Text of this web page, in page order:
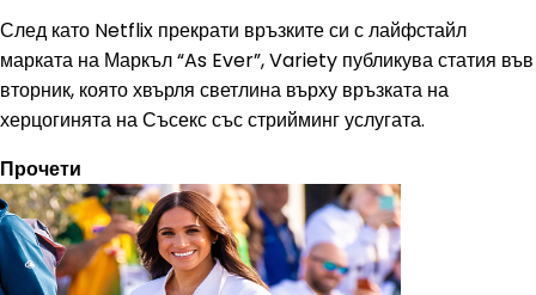
След като Netflix прекрати връзките си с лайфстайл
марката на Маркъл “As Ever”, Variety публикува статия във
вторник, която хвърля светлина върху връзката на
херцогинята на Съсекс със стрийминг услугата.
Прочети